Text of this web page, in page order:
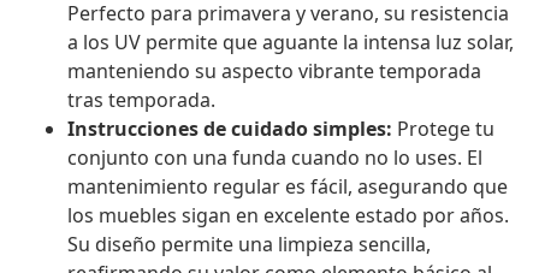
Perfecto para primavera y verano, su resistencia
a los UV permite que aguante la intensa luz solar,
manteniendo su aspecto vibrante temporada
tras temporada.
Instrucciones de cuidado simples: Protege tu
conjunto con una funda cuando no lo uses. El
mantenimiento regular es fácil, asegurando que
los muebles sigan en excelente estado por años.
Su diseño permite una limpieza sencilla,